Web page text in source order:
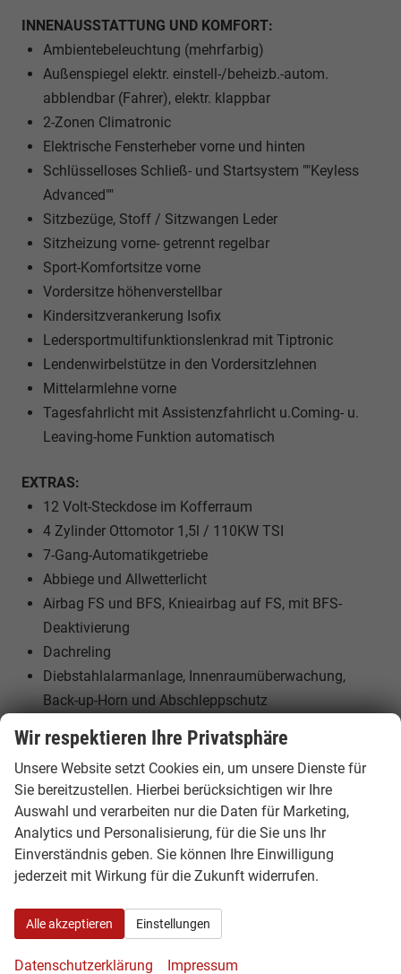
INNENAUSSTATTUNG UND KOMFORT:
Ambientebeleuchtung (mehrfarbig)
Außenspiegel elektr. einstell-/beheizb.-autom.
abblendbar (Fahrer), elektr. klappbar
2-Zonen Climatronic
Elektrische Fensterheber vorne und hinten
Schlüsselloses Schließ- und Startsystem ""Keyless
Advanced""
Sitzbezüge, Stoff / Sitzwangen Leder
Sitzheizung vorne- getrennt regelbar
Sport-Komfortsitze vorne
Vordersitze höhenverstellbar
Kindersitzverankerung Isofix
Ledersportmultifunktionslenkrad mit Tiptronic
Lendenwirbelstütze in den Vordersitzlehnen
Mittelarmlehne vorne
Tagesfahrlicht mit Assistenzfahrlicht u.Coming- u.
Leaving-home Funktion automatisch
EXTRAS:
12 Volt-Steckdose im Kofferraum
4 Zylinder Ottomotor 1,5l / 110KW TSI
7-Gang-Automatikgetriebe
Abbiege und Allwetterlicht
Airbag FS und BFS, Knieairbag auf FS, mit BFS-
Deaktivierung
Dachreling
Diebstahlalarmanlage, Innenraumüberwachung,
Back-up-Horn und Abschleppschutz
USB Typ-C Anschlüsse
Hybrid-Antriebssystem MHEV
18"" Leichtmetallräder ""Vega Aero"" in schwarz,
glanzgedreht
Pannen-Set
Scheinwerferreinigungsanlage mit Waschwasser-
LED-Rückleuchten, Blinker animiert
Rücksitzbanklehne geteilt umlegbar mit
Mittelarmlehne hinten
Wir respektieren Ihre Privatsphäre
Unsere Website setzt Cookies ein, um unsere Dienste für
Sie bereitzustellen. Hierbei berücksichtigen wir Ihre
Auswahl und verarbeiten nur die Daten für Marketing,
Analytics und Personalisierung, für die Sie uns Ihr
Einverständnis geben. Sie können Ihre Einwilligung
jederzeit mit Wirkung für die Zukunft widerrufen.
Alle akzeptieren Einstellungen
Datenschutzerklärung Impressum